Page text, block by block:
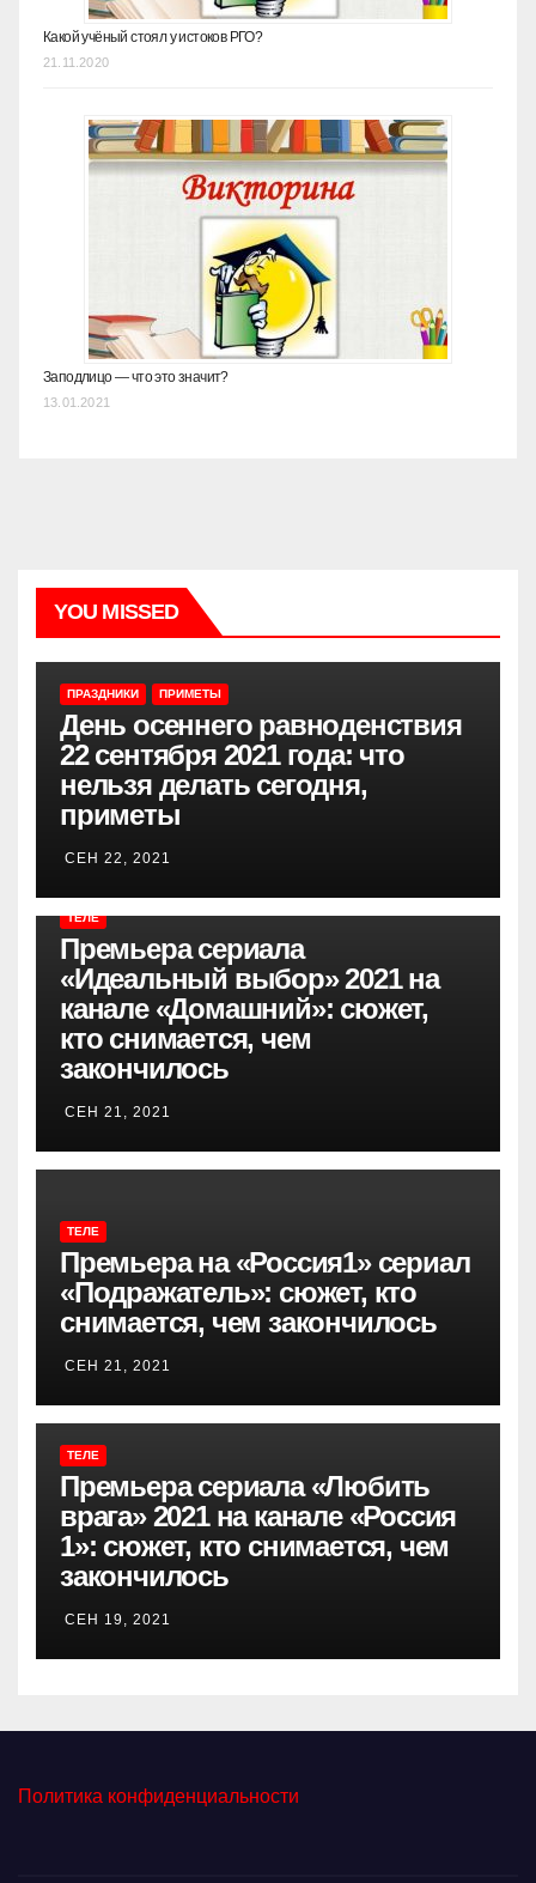
Какой учёный стоял у истоков РГО?
21.11.2020
Заподлицо — что это значит?
13.01.2021
YOU MISSED
ПРАЗДНИКИ ПРИМЕТЫ
День осеннего равноденствия
22 сентября 2021 года: что
нельзя делать сегодня,
приметы
СЕН 22, 2021
ТЕЛЕ
Премьера сериала
«Идеальный выбор» 2021 на
канале «Домашний»: сюжет,
кто снимается, чем
закончилось
СЕН 21, 2021
ТЕЛЕ
Премьера на «Россия1» сериал
«Подражатель»: сюжет, кто
снимается, чем закончилось
СЕН 21, 2021
ТЕЛЕ
Премьера сериала «Любить
врага» 2021 на канале «Россия
1»: сюжет, кто снимается, чем
закончилось
СЕН 19, 2021
Политика конфиденциальности